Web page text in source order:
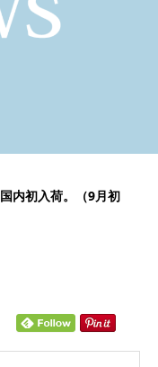
内初入荷。（9月初